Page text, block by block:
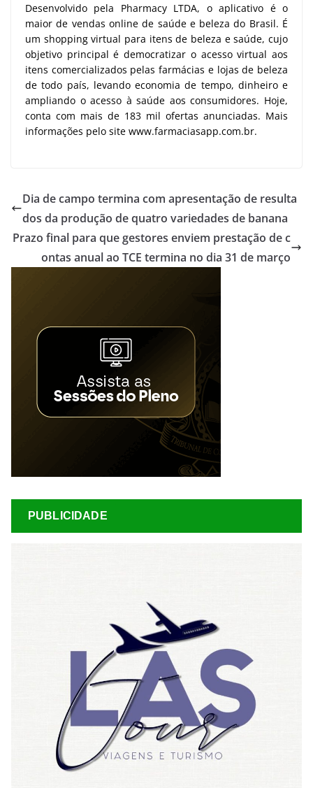
Desenvolvido pela Pharmacy LTDA, o aplicativo é o
maior de vendas online de saúde e beleza do Brasil. É
um shopping virtual para itens de beleza e saúde, cujo
objetivo principal é democratizar o acesso virtual aos
itens comercializados pelas farmácias e lojas de beleza
de todo país, levando economia de tempo, dinheiro e
ampliando o acesso à saúde aos consumidores. Hoje,
conta com mais de 183 mil ofertas anunciadas. Mais
informações pelo site www.farmaciasapp.com.br.
Dia de campo termina com apresentação de resulta
dos da produção de quatro variedades de banana
Prazo final para que gestores enviem prestação de c
ontas anual ao TCE termina no dia 31 de março
PUBLICIDADE